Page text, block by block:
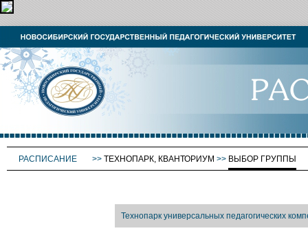
РАСПИСАНИЕ >> ТЕХНОПАРК, КВАНТОРИУМ >> ВЫБОР ГРУППЫ
Технопарк универсальных педагогических